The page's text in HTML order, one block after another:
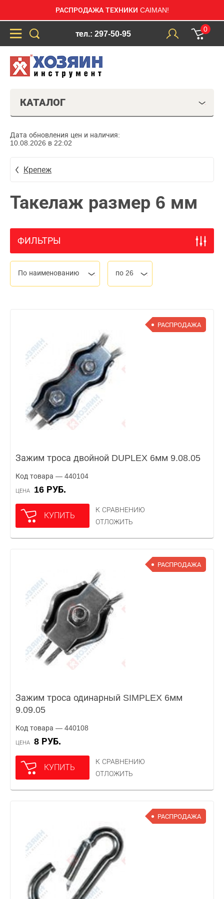
РАСПРОДАЖА ТЕХНИКИ CAIMAN!
тел.: 297-50-95
0
КАТАЛОГ
Дата обновления цен и наличия:
10.08.2026 в 22:02
Крепеж
Такелаж размер 6 мм
ФИЛЬТРЫ
По наименованию по 26
РАСПРОДАЖА
Зажим троса двойной DUPLEX 6мм 9.08.05
Код товара — 440104
ЦЕНА 16 РУБ.
КУПИТЬ
К СРАВНЕНИЮ
ОТЛОЖИТЬ
РАСПРОДАЖА
Зажим троса одинарный SIMPLEX 6мм
9.09.05
Код товара — 440108
ЦЕНА 8 РУБ.
КУПИТЬ
К СРАВНЕНИЮ
ОТЛОЖИТЬ
РАСПРОДАЖА